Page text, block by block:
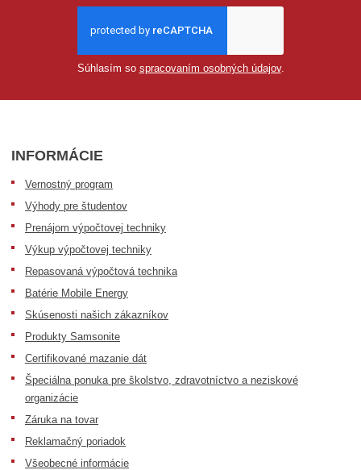
Súhlasím so spracovaním osobných údajov.
INFORMÁCIE
Vernostný program
Výhody pre študentov
Prenájom výpočtovej techniky
Výkup výpočtovej techniky
Repasovaná výpočtová technika
Batérie Mobile Energy
Skúsenosti našich zákazníkov
Produkty Samsonite
Certifikované mazanie dát
Špeciálna ponuka pre školstvo, zdravotníctvo a neziskové
organizácie
Záruka na tovar
Reklamačný poriadok
Všeobecné informácie